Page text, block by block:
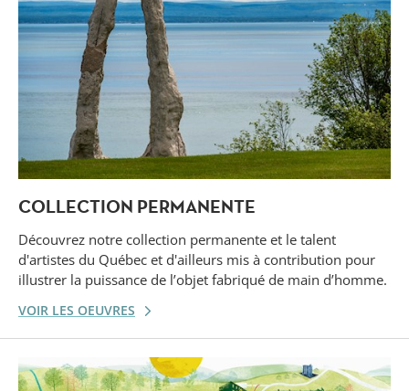
COLLECTION PERMANENTE
Découvrez notre collection permanente et le talent
d'artistes du Québec et d'ailleurs mis à contribution pour
illustrer la puissance de l’objet fabriqué de main d’homme.
VOIR LES OEUVRES